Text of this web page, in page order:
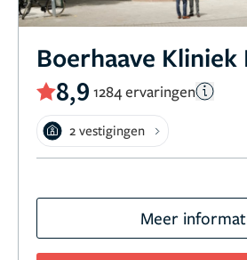
Boerhaave
8,9 1284 ervaringen
2 vestigingen
Meer